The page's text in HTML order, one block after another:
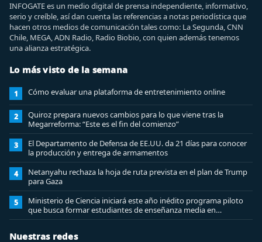
INFOGATE es un medio digital de prensa independiente, informativo,
serio y creíble, así dan cuenta las referencias a notas periodística que
hacen otros medios de comunicación tales como: La Segunda, CNN
Chile, MEGA, ADN Radio, Radio Biobio, con quien además tenemos
una alianza estratégica.
Lo más visto de la semana
1 Cómo evaluar una plataforma de entretenimiento online
2
Quiroz prepara nuevos cambios para lo que viene tras la
Megarreforma: “Este es el fin del comienzo”
3
El Departamento de Defensa de EE.UU. da 21 días para conocer
la producción y entrega de armamentos
4
Netanyahu rechaza la hoja de ruta prevista en el plan de Trump
para Gaza
5
Ministerio de Ciencia iniciará este año inédito programa piloto
que busca formar estudiantes de enseñanza media en
ciberseguridad
Nuestras redes